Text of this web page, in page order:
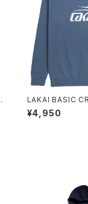
LAKAI BASIC
EL BLUE
¥4,950